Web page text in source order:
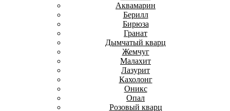
Аквамарин
Берилл
Бирюза
Гранат
Дымчатый кварц
Жемчуг
Малахит
Лазурит
Кахолонг
Оникс
Опал
Розовый кварц